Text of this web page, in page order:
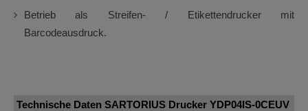
Betrieb als Streifen- / Etikettendrucker mit
Barcodeausdruck.
Technische Daten SARTORIUS Drucker YDP04IS-0CEUV